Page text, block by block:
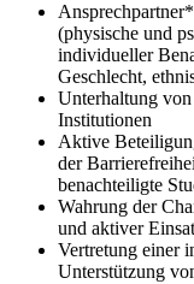
(physische und
individueller
Geschlecht,
Unterhaltung
Institutionen
Aktive
der
benachteiligte
Wahrung der
und aktiver
Vertretung einer
Unterstützung